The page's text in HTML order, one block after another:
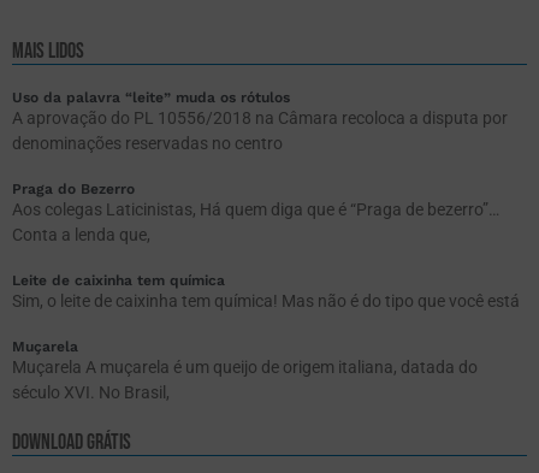
mais lidos
Uso da palavra “leite” muda os rótulos
A aprovação do PL 10556/2018 na Câmara recoloca a disputa por
denominações reservadas no centro
Praga do Bezerro
Aos colegas Laticinistas, Há quem diga que é “Praga de bezerro”…
Conta a lenda que,
Leite de caixinha tem química
Sim, o leite de caixinha tem química! Mas não é do tipo que você está
Muçarela
Muçarela A muçarela é um queijo de origem italiana, datada do
século XVI. No Brasil,
DOWNLOAD GRÁTIS